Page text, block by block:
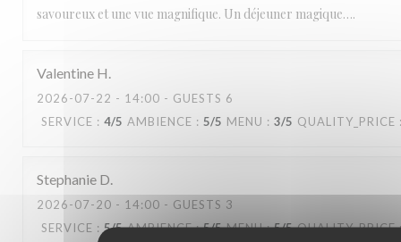
savoureux et une vue magnifique. Un déjeuner magique….
Valentine H
2026-07-22 - 14:00 - GUESTS 6
SERVICE : 4/5 AMBIENCE : 5/5 MENU : 3/5 QUALITY_PRICE
Stephanie D
2026-07-20 - 14:00 - GUESTS 3
SERVICE : 5/5 AMBIENCE: 5/5 MENU: 5/5 QUALITY_PRICE